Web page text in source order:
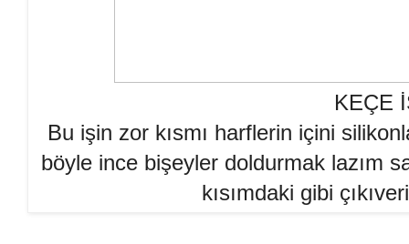
KEÇE
Bu işin zor kısmı harflerin içini
böyle ince bişeyler doldurmak lazım
kısımdaki gibi